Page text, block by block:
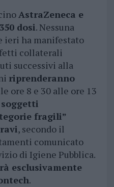
AstraZeneca e
dosi. Nessuna
ieri ha manifestato
collaterali
successivi alla
riprenderanno
ore 8 e 30 alle ore 13
soggetti
fragili”
, secondo il
comunicato
di Igiene Pubblica.
esclusivamente
.